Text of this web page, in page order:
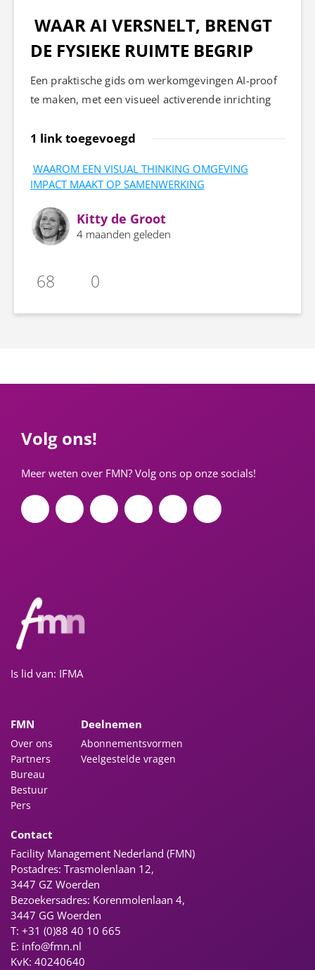
WAAR AI VERSNELT, BRENGT
DE FYSIEKE RUIMTE BEGRIP
Een praktische gids om werkomgevingen AI-proof
te maken, met een visueel activerende inrichting
1 link toegevoegd
WAAROM EEN VISUAL THINKING OMGEVING
IMPACT MAAKT OP SAMENWERKING
Kitty de Groot
4 maanden geleden
68 0
Is lid van: IFMA
FMN
Over ons
Partners
Bureau
Bestuur
Pers
Deelnemen
Abonnementsvormen
Veelgestelde vragen
Contact
Facility Management Nederland (FMN)
Postadres: Trasmolenlaan 12,
3447 GZ Woerden
Bezoekersadres: Korenmolenlaan 4,
3447 GG Woerden
T: +31 (0)88 40 10 665
E: info@fmn.nl
KvK: 40240640
Volg ons!
Meer weten over FMN? Volg ons op onze socials!